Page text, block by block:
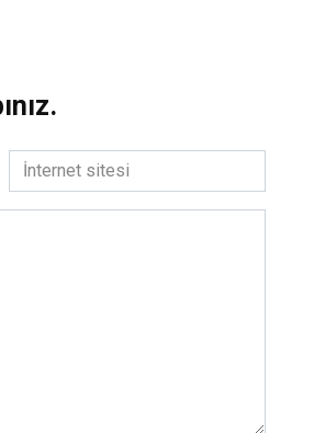
İnternet
sitesi